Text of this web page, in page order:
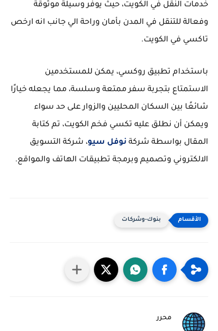
خدمات النقل في الكويت، حيث يوفر وسيلة موثوقة
وفعالة للتنقل في المدن بأمان وراحة الي جانب انه ارخص
تاكسي في الكويت.
باستخدام تطبيق روكسي، يمكن للمستخدمين
الاستمتاع بتجربة سفر ممتعة وسلسة، مما يجعله خيارًا
شائعًا بين السكان المحليين والزوار على حد سواء
ويمكن أن نطلق عليه تكسي فخم الكويت، تم كتابة
المقال بواسطة شركة نوفل سيو، شركة التسويق
الالكتروني وتصميم وبرمجة تطبيقات الهاتف والمواقع.
بنوك-وشركات
محرر